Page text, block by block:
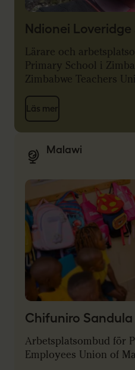
Ndionei Loveridge
Lärare och
Primary School i
Zimbabwe Teachers
Läs mer
Malawi
Chifuniro Sandula
Arbetsplatsombud för
Employees Union of